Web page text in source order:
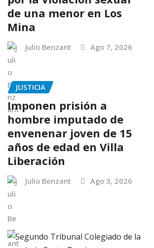
de una menor en Los
Mina
Julio Benzant Ago 7, 2026
JUSTICIA
Imponen prisión a
hombre imputado de
envenenar joven de 15
años de edad en Villa
Liberación
Julio Benzant Ago 3, 2026